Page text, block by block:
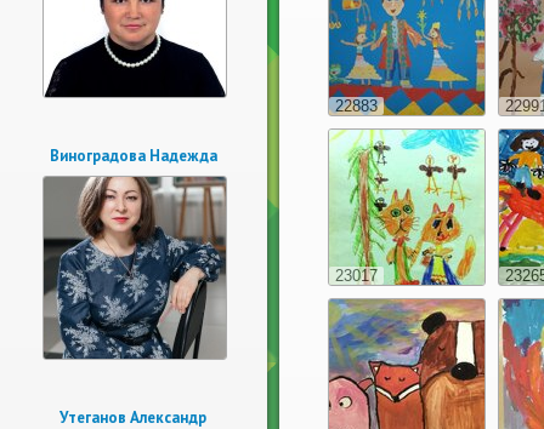
Виноградова Надежда
Утеганов Александр
22883
23017